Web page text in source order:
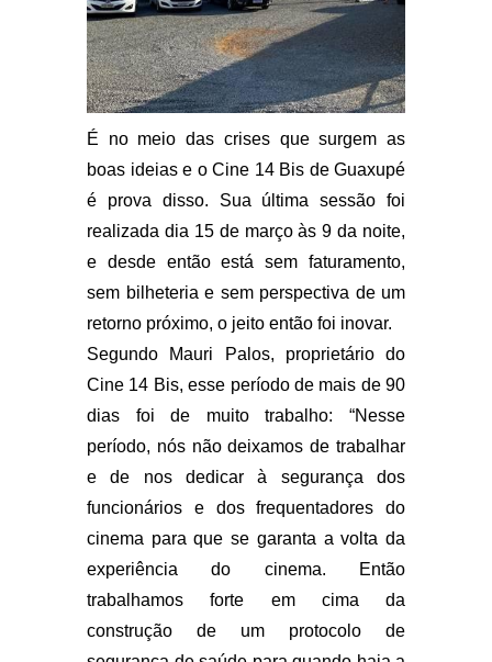
É no meio das crises que surgem as
boas ideias e o Cine 14 Bis de Guaxupé
é prova disso. Sua última sessão foi
realizada dia 15 de março às 9 da noite,
e desde então está sem faturamento,
sem bilheteria e sem perspectiva de um
retorno próximo, o jeito então foi inovar.
Segundo Mauri Palos, proprietário do
Cine 14 Bis, esse período de mais de 90
dias foi de muito trabalho: “Nesse
período, nós não deixamos de trabalhar
e de nos dedicar à segurança dos
funcionários e dos frequentadores do
cinema para que se garanta a volta da
experiência do cinema. Então
trabalhamos forte em cima da
construção de um protocolo de